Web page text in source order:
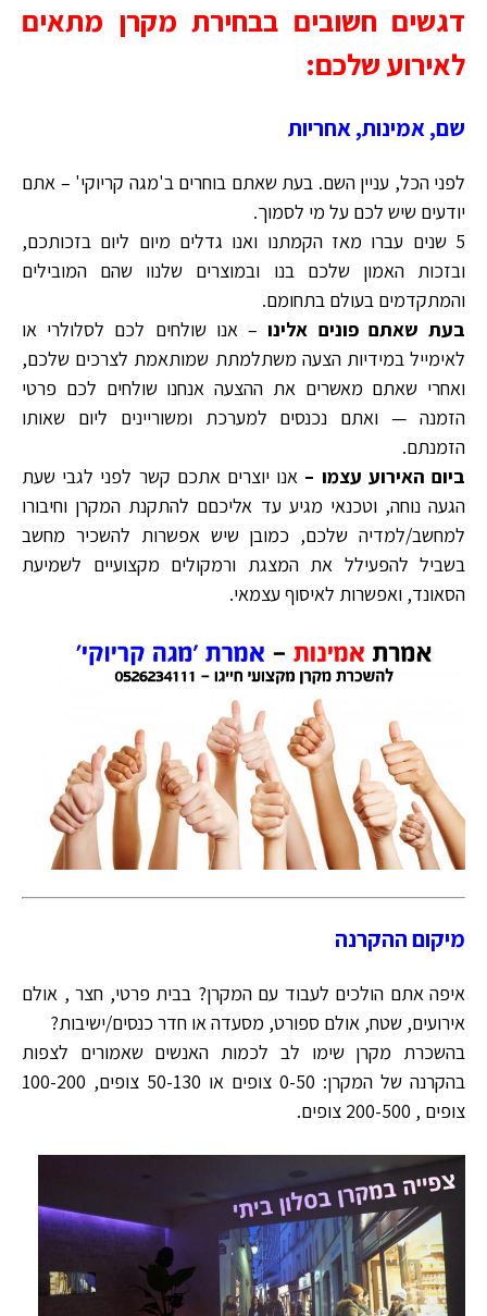
דגשים חשובים בבחירת מקרן מתאים
לאירוע שלכם:
שם, אמינות, אחריות
לפני הכל, עניין השם. בעת שאתם בוחרים ב'מגה קריוקי' – אתם
יודעים שיש לכם על מי לסמוך.
5 שנים עברו מאז הקמתנו ואנו גדלים מיום ליום בזכותכם,
ובזכות האמון שלכם בנו ובמוצרים שלנוו שהם המובילים
והמתקדמים בעולם בתחומם.
בעת שאתם פונים אלינו– אנו שולחים לכם לסלולרי או
לאימייל במידיות הצעה משתלמתת שמותאמת לצרכים שלכם,
ואחרי שאתם מאשרים את ההצעה אנחנו שולחים לכם פרטי
הזמנה — ואתם נכנסים למערכת ומשוריינים ליום שאותו
הזמנתם.
ביום האירוע עצמו – אנו יוצרים אתכם קשר לפני לגבי שעת
הגעה נוחה, וטכנאי מגיע עד אליכםם להתקנת המקרן וחיבורו
למחשב/למדיה שלכם, כמובן שיש אפשרות להשכיר מחשב
בשביל להפעילל את המצגת ורמקולים מקצועיים לשמיעת
הסאונד, ואפשרות לאיסוף עצמאי.
מיקום ההקרנה
איפה אתם הולכים לעבוד עם המקרן? בבית פרטי, חצר , אולם
אירועים, שטח, אולם ספורט, מסעדה או חדר כנסים/ישיבות?
בהשכרת מקרן שימו לב לכמות האנשים שאמורים לצפות
בהקרנה של המקרן: 0-50 צופים או 50-130 צופים, 100-200
צופים , 200-500 צופים.